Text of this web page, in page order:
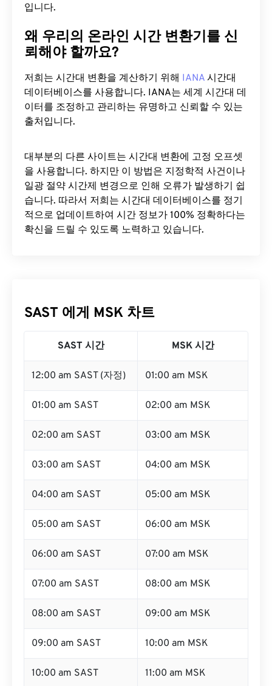
입니다.
왜 우리의 온라인 시간 변환기를 신
뢰해야 할까요?
저희는 시간대 변환을 계산하기 위해 IANA 시간대
데이터베이스를 사용합니다. IANA는 세계 시간대 데
이터를 조정하고 관리하는 유명하고 신뢰할 수 있는
출처입니다.
대부분의 다른 사이트는 시간대 변환에 ​​고정 오프셋
을 사용합니다. 하지만 이 방법은 지정학적 사건이나
일광 절약 시간제 변경으로 인해 오류가 발생하기 쉽
습니다. 따라서 저희는 시간대 데이터베이스를 정기
적으로 업데이트하여 시간 정보가 100% 정확하다는
확신을 드릴 수 있도록 노력하고 있습니다.
SAST 에게 MSK 차트
SAST 시간 MSK 시간
12:00 am SAST (자정) 01:00 am MSK
01:00 am SAST 02:00 am MSK
02:00 am SAST 03:00 am MSK
03:00 am SAST 04:00 am MSK
04:00 am SAST 05:00 am MSK
05:00 am SAST 06:00 am MSK
06:00 am SAST 07:00 am MSK
07:00 am SAST 08:00 am MSK
08:00 am SAST 09:00 am MSK
09:00 am SAST 10:00 am MSK
10:00 am SAST 11:00 am MSK